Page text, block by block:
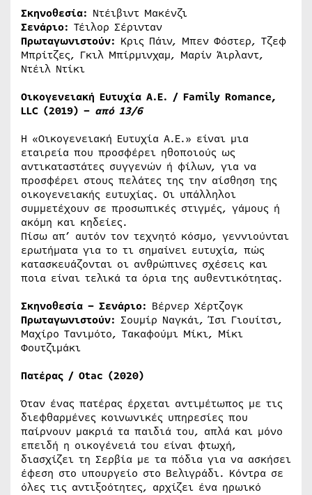
Σκηνοθεσία: Ντέιβιντ Μακένζι
Σενάριο: Τέιλορ Σέρινταν
Πρωταγωνιστούν: Κρις Πάιν, Μπεν Φόστερ, Τζεφ
Μπρίτζες, Γκιλ Μπίρμινχαμ, Μαρίν Άιρλαντ,
Ντέιλ Ντίκι
Οικογενειακή Eυτυχία Α.Ε. / Family Romance,
LLC (2019) – από 13/6
Η «Οικογενειακή Eυτυχία Α.Ε.» είναι μια
εταιρεία που προσφέρει ηθοποιούς ως
αντικαταστάτες συγγενών ή φίλων, για να
προσφέρει στους πελάτες της την αίσθηση της
οικογενειακής ευτυχίας. Οι υπάλληλοι
συμμετέχουν σε προσωπικές στιγμές, γάμους ή
ακόμη και κηδείες.
Πίσω απ’ αυτόν τον τεχνητό κόσμο, γεννιούνται
ερωτήματα για το τι σημαίνει ευτυχία, πώς
κατασκευάζονται οι ανθρώπινες σχέσεις και
ποια είναι τελικά τα όρια της αυθεντικότητας.
Σκηνοθεσία – Σενάριο: Βέρνερ Χέρτζογκ
Πρωταγωνιστούν: Σουμίρ Ναγκάι, Ίσι Γιουίτσι,
Μαχίρο Τανιμότο, Τακαφούμι Μίκι, Μίκι
Φουτζιμάκι
Πατέρας / Otac (2020)
Όταν ένας πατέρας έρχεται αντιμέτωπος με τις
διεφθαρμένες κοινωνικές υπηρεσίες που
παίρνουν μακριά τα παιδιά του, απλά και μόνο
επειδή η οικογένειά του είναι φτωχή,
διασχίζει τη Σερβία με τα πόδια για να ασκήσει
έφεση στο υπουργείο στο Βελιγράδι. Κόντρα σε
όλες τις αντιξοότητες, αρχίζει ένα ηρωικό